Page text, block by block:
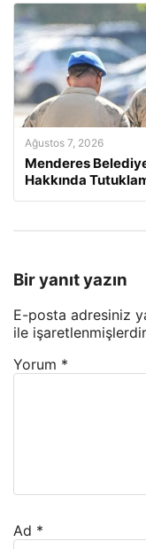
Ağustos 7, 2026
Menderes
Hakkında
Bir yanıt yazın
E-posta adresiniz
ile işaretlenmişlerdir
Yorum *
Ad *